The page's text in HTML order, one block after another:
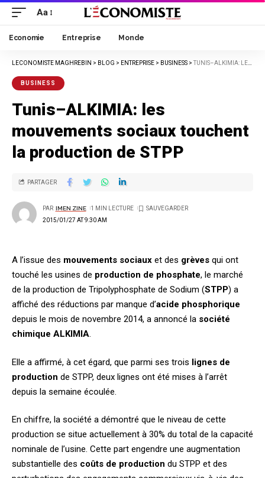
Aa
Economie Entreprise Monde
LECONOMISTE MAGHREBIN > BLOG > ENTREPRISE > BUSINESS >TUNIS–ALKIMIA: LES MOUVEMENTS SOCIAUX TOUCHENT LA PRODUCTION DE STPP
BUSINESS
Tunis–ALKIMIA: les
mouvements sociaux touchent
la production de STPP
2015/01/27 AT 9:30 AM
PAR IMEN ZINE 1 MIN LECTURE
PARTAGER
A l’issue des mouvements sociaux et des grèves qui ont
touché les usines de production de phosphate, le marché
de la production de Tripolyphosphate de Sodium (STPP) a
affiché des réductions par manque d’acide phosphorique
depuis le mois de novembre 2014, a annoncé la société
chimique ALKIMIA.
Elle a affirmé, à cet égard, que parmi ses trois lignes de
production de STPP, deux lignes ont été mises à l’arrêt
depuis la semaine écoulée.
En chiffre, la société a démontré que le niveau de cette
production se situe actuellement à 30% du total de la capacité
nominale de l’usine. Cette part engendre une augmentation
substantielle des coûts de production du STPP et des